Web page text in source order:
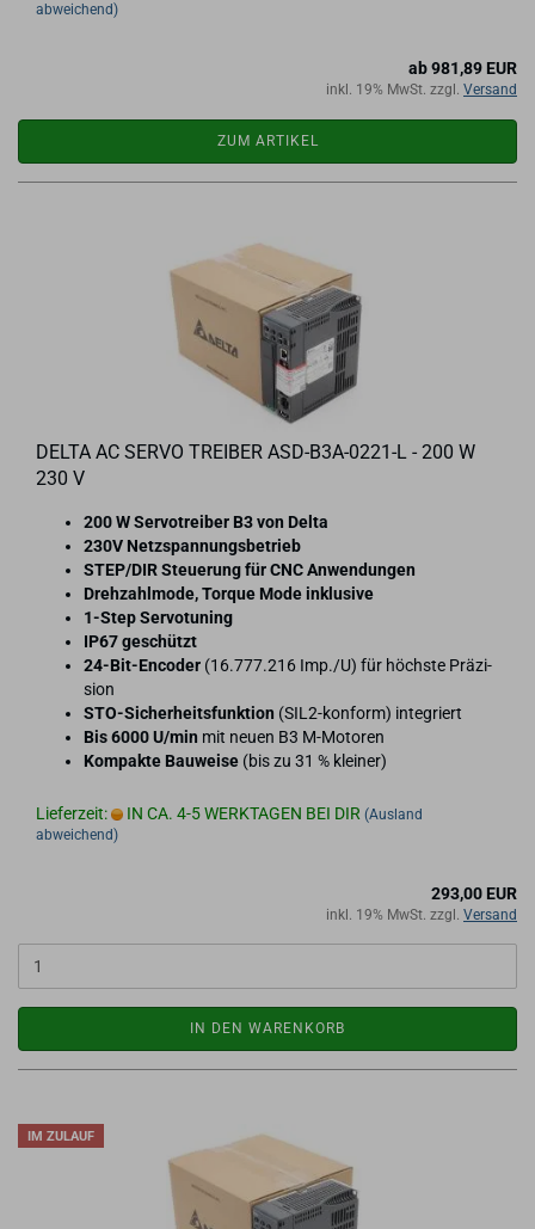
abweichend)
ab 981,89 EUR
inkl. 19% MwSt. zzgl. Versand
ZUM ARTIKEL
DELTA AC SERVO TREI­BER ASD-​B3A-​0221-L - 200 W
230 V
200 W Ser­vo­trei­ber B3 von Delta
230V Netz­span­nungs­be­trieb
STEP/DIR Steue­rung für CNC An­wen­dun­gen
Dreh­zahl­mo­de, Tor­que Mode in­klu­si­ve
1-​Step Ser­vo­tu­ning
IP67 ge­schützt
24-​Bit-Encoder (16.777.216 Imp./U) für höchs­te Prä­zi­
si­on
STO-​Sicherheitsfunktion (SIL2-​konform) in­te­griert
Bis 6000 U/min mit neuen B3 M-​Motoren
Kom­pak­te Bau­wei­se (bis zu 31 % klei­ner)
Lieferzeit: IN CA. 4-5 WERKTAGEN BEI DIR (Ausland
abweichend)
293,00 EUR
inkl. 19% MwSt. zzgl. Versand
IN DEN WARENKORB
IM ZULAUF